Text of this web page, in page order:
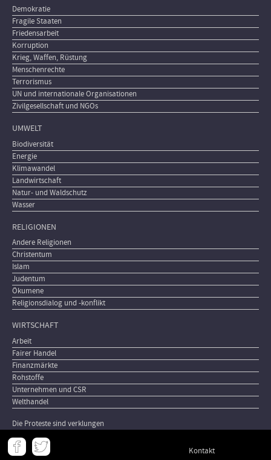
Demokratie
Fragile Staaten
Friedensarbeit
Korruption
Krieg, Waffen, Rüstung
Menschenrechte
Terrorismus
UN und internationale Organisationen
Zivilgesellschaft und NGOs
UMWELT
Biodiversität
Energie
Klimawandel
Landwirtschaft
Natur- und Waldschutz
Wasser
RELIGIONEN
Andere Religionen
Christentum
Islam
Judentum
Ökumene
Religionsdialog und -konflikt
WIRTSCHAFT
Arbeit
Fairer Handel
Finanzmärkte
Rohstoffe
Unternehmen und CSR
Welthandel
Die Proteste sind verklungen
Meta
- Kontakt